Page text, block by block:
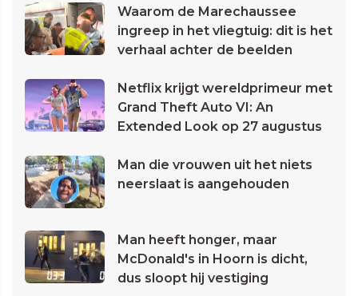
Waarom de Marechaussee
ingreep in het vliegtuig: dit is het
verhaal achter de beelden
Netflix krijgt wereldprimeur met
Grand Theft Auto VI: An
Extended Look op 27 augustus
Man die vrouwen uit het niets
neerslaat is aangehouden
Man heeft honger, maar
McDonald's in Hoorn is dicht,
dus sloopt hij vestiging